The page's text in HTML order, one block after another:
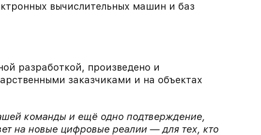
вычислительных машин и баз
разработкой, произведено и
заказчиками и на объектах
команды и ещё одно подтверждение,
на новые цифровые реалии — для тех, кто